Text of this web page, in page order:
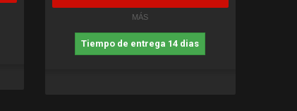
MÁS
Tiempo de entrega 14 dias